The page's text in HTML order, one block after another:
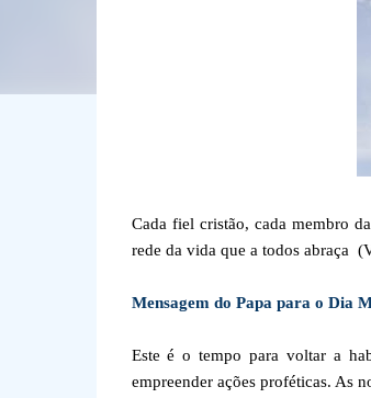
Cada fiel cristão, cada membro
rede da vida que a todos abraça
Mensagem do Papa para o Dia
Este é o tempo para voltar a
empreender ações proféticas. As